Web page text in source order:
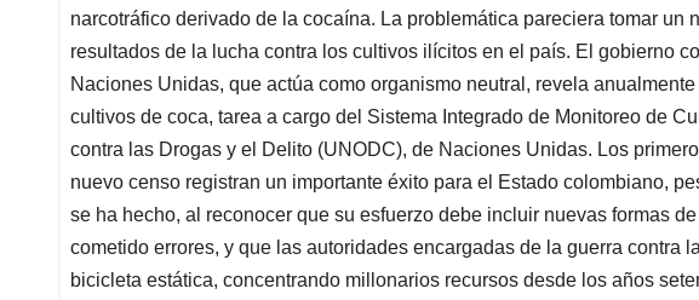
narcotráfico derivado de la cocaína. La problemática pareciera tomar un
resultados de la lucha contra los cultivos ilícitos en el país. El gobierno
Naciones Unidas, que actúa como organismo neutral, revela
cultivos de coca, tarea a cargo del Sistema Integrado de Monitoreo de
contra las Drogas y el Delito (UNODC), de Naciones Unidas. Los
nuevo censo registran un importante éxito para el Estado colombiano,
se ha hecho, al reconocer que su esfuerzo debe incluir nuevas formas
cometido errores, y que las autoridades encargadas de la guerra contra
bicicleta estática, concentrando millonarios recursos desde los años